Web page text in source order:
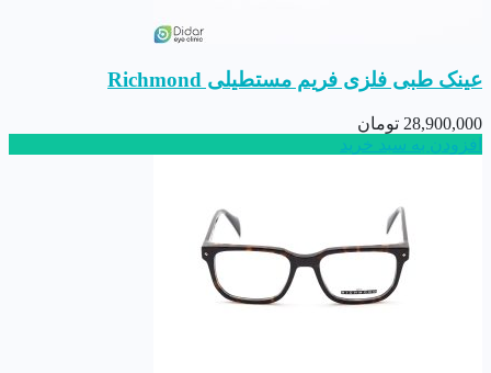
عینک طبی فلزی فریم مستطیلی Richmond
28,900,000 تومان
افزودن به سبد خرید